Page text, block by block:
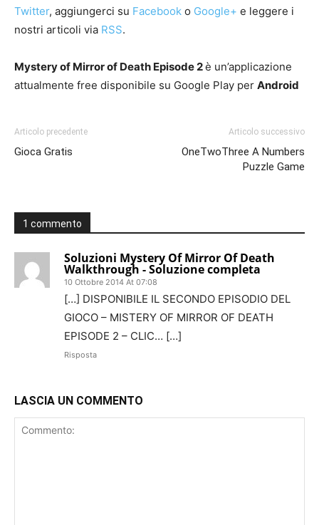
Twitter, aggiungerci su Facebook o Google+ e leggere i
nostri articoli via RSS.
Mystery of Mirror of Death Episode 2è un’applicazione
attualmente free disponibile su Google Play per Android
Articolo precedente
Gioca Gratis
Articolo successivo
OneTwoThree A Numbers
Puzzle Game
1 commento
Soluzioni Mystery Of Mirror Of Death
Walkthrough - Soluzione completa
10 Ottobre 2014 At 07:08
[…] DISPONIBILE IL SECONDO EPISODIO DEL
GIOCO – MISTERY OF MIRROR OF DEATH
EPISODE 2 – CLIC… […]
Risposta
LASCIA UN COMMENTO